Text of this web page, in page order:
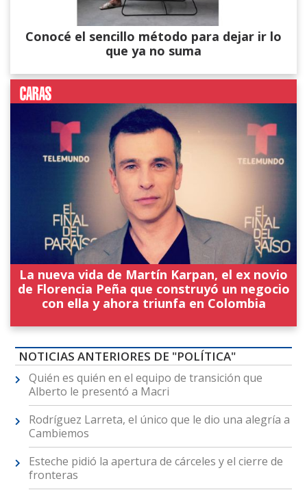
Conocé el sencillo método para dejar ir lo
que ya no suma
La nueva vida de Martín Karpan, el ex novio
de Florencia Peña que construyó un negocio
con ella y ahora triunfa en Colombia
NOTICIAS ANTERIORES DE "POLÍTICA"
Quién es quién en el equipo de transición que
Alberto le presentó a Macri
Rodríguez Larreta, el único que le dio una alegría a
Cambiemos
Esteche pidió la apertura de cárceles y el cierre de
fronteras